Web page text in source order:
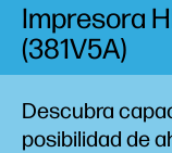
Descubra
posibilidad de
Impresora
(381V5A)